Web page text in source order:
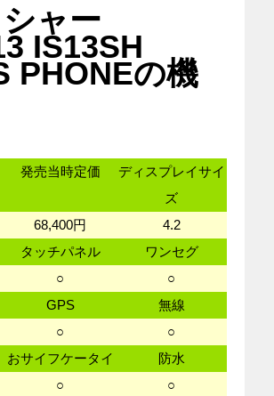
ャー
IS13SH
PHONEの機
発売当時定価
ディスプレイサイ
ズ
68,400円
4.2
タッチパネル
ワンセグ
○
○
GPS
無線
○
○
おサイフケータイ
防水
○
○